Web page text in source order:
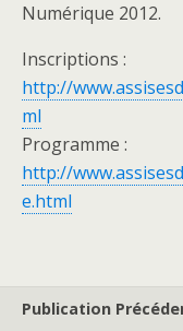
Numérique 2012.
Inscriptions :
http://
ml
Programme :
http://
e.html
Publication